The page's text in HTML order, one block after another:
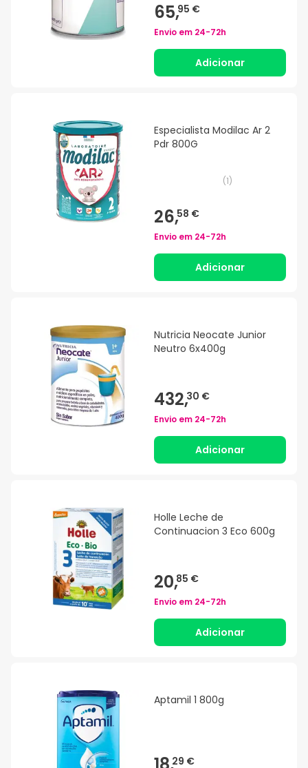
65,95 €
Envio em 24-72h
Adicionar
Especialista Modilac Ar 2
Pdr 800G
(1)
26,58 €
Envio em 24-72h
Adicionar
Nutricia Neocate Junior
Neutro 6x400g
432,30 €
Envio em 24-72h
Adicionar
Holle Leche de
Continuacion 3 Eco 600g
20,85 €
Envio em 24-72h
Adicionar
Aptamil 1 800g
29 €